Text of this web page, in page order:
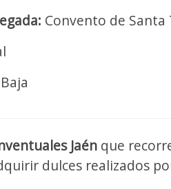
Convento de Santa
Baja
Jaén que
dulces realizados